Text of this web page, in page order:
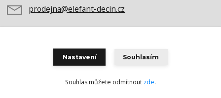
prodejna@elefant-decin.cz
Vytvořeno na Eshop-rychle.cz
Nastavení Souhlasím
Souhlas můžete odmítnout zde.